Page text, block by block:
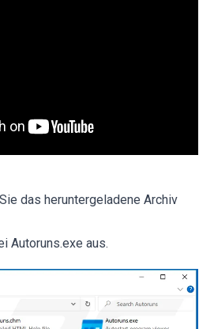
das heruntergeladene Archiv
Autoruns.exe aus.